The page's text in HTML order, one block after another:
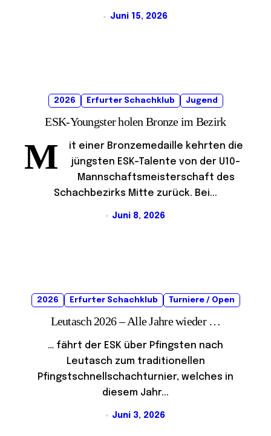
Juni 15, 2026
2026 Erfurter Schachklub Jugend
ESK-Youngster holen Bronze im Bezirk
M
it einer Bronzemedaille kehrten die
jüngsten ESK-Talente von der U10-
Mannschaftsmeisterschaft des
Schachbezirks Mitte zurück. Bei...
Juni 8, 2026
2026 Erfurter Schachklub Turniere / Open
Leutasch 2026 – Alle Jahre wieder …
… fährt der ESK über Pfingsten nach
Leutasch zum traditionellen
Pfingstschnellschachturnier, welches in
diesem Jahr...
Juni 3, 2026